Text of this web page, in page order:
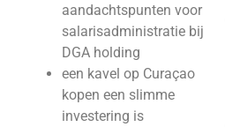
aandachtspunten voor
salarisadministratie bij
DGA holding
een kavel op Curaçao
kopen een slimme
investering is